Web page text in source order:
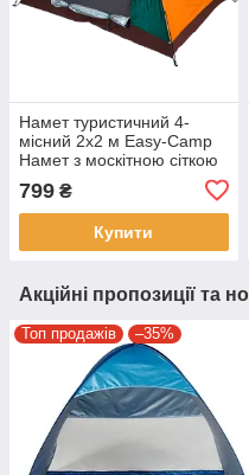
Намет туристичний 4-
місний 2x2 м Easy-Camp
Намет з москітною сіткою
799 ₴
Купити
Акційні пропозиції та
Топ продажів –35%